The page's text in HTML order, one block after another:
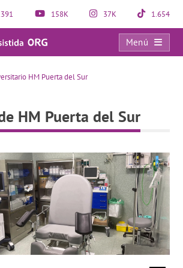
158K 37K 1.654
Menú
HM Puerta del Sur
HM Puerta del Sur
HM Puerta del Sur